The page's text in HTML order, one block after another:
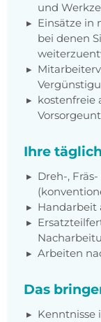
und
Einsätze in
bei denen
kostenfreie
Ihre
Dreh-,
Handarbeit
Arbeiten
Das
Kenntnisse